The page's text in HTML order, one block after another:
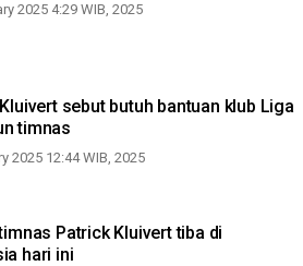
2025 4:29 WIB, 2025
sebut butuh bantuan klub Liga
timnas
2025 12:44 WIB, 2025
Patrick Kluivert tiba di
hari ini